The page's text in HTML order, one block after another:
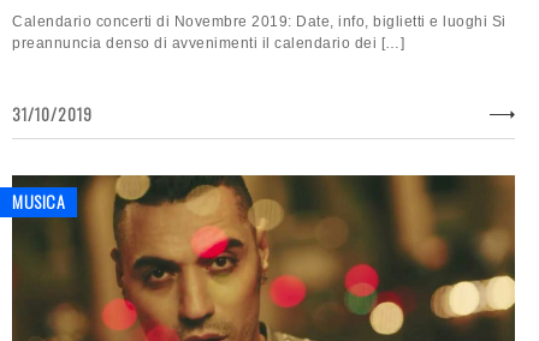
Calendario concerti di Novembre 2019: Date, info, biglietti e luoghi Si
preannuncia denso di avvenimenti il calendario dei […]
31/10/2019
MUSICA